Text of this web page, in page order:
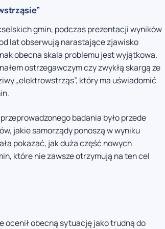
gmin, podczas prezentacji wyników
lat obserwują narastające zjawisko
obecna skala problemu jest wyjątkowa.
ostrzegawczym czy zwykłą skargą ze
„elektrowstrząs”, który ma uświadomić
badania było przede
jakie samorządy ponoszą w wyniku
pokazać, jak duża część nowych
które nie zawsze otrzymują na ten cel
ocenił obecną sytuację jako trudną do